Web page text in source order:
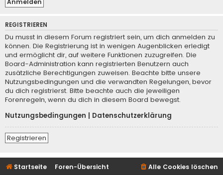
REGISTRIEREN
Du musst in diesem Forum registriert sein, um dich anmelden zu
können. Die Registrierung ist in wenigen Augenblicken erledigt
und ermöglicht dir, auf weitere Funktionen zuzugreifen. Die
Board-Administration kann registrierten Benutzern auch
zusätzliche Berechtigungen zuweisen. Beachte bitte unsere
Nutzungsbedingungen und die verwandten Regelungen, bevor
du dich registrierst. Bitte beachte auch die jeweiligen
Forenregeln, wenn du dich in diesem Board bewegst.
Nutzungsbedingungen | Datenschutzerklärung
Registrieren
Startseite Foren-Übersicht Alle Cookies löschen